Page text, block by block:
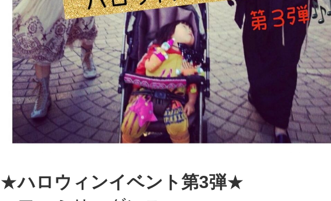
★ハロウィンイベント第3弾★